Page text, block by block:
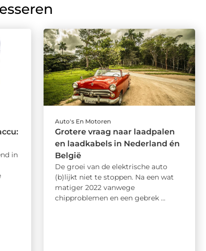
in
Auto's En Motoren
Grotere vraag naar laadpalen
en laadkabels in Nederland én
België
De groei van de elektrische auto
(b)lijkt niet te stoppen. Na een wat
matiger 2022 vanwege
chipproblemen en een gebrek ...